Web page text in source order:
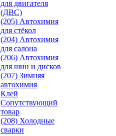
для двигателя
(ДВС)
(205) Автохимия
для стёкол
(204) Автохимия
для салона
(206) Автохимия
для шин и дисков
(207) Зимняя
автохимия
Клей
Сопутствующий
товар
(208) Холодные
сварки